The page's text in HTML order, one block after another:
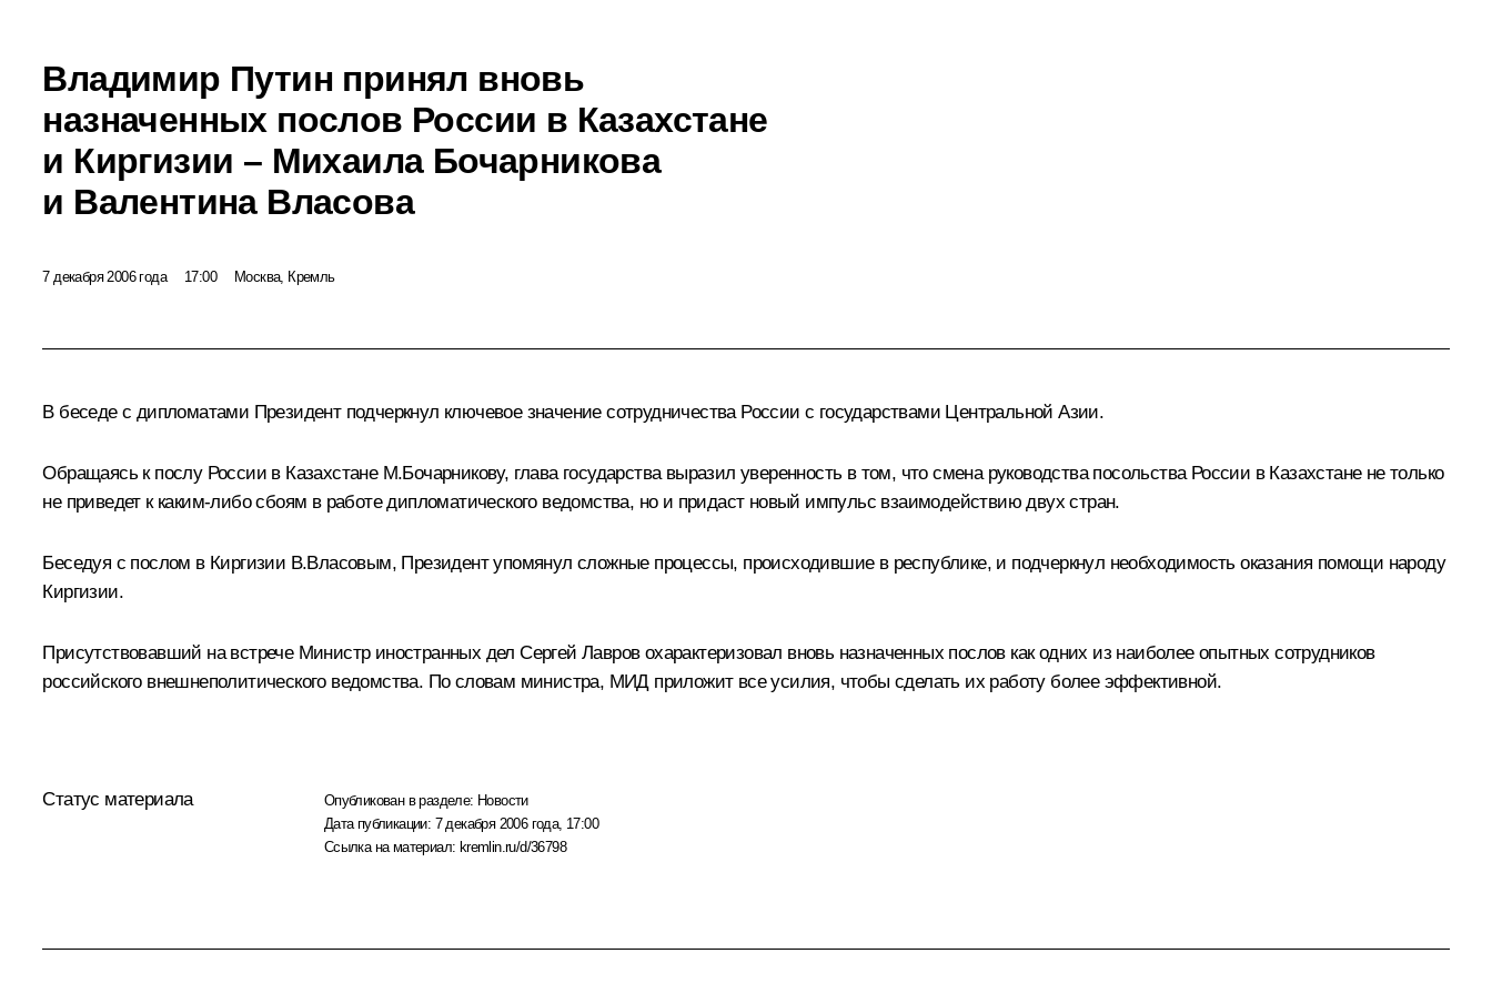
Владимир Путин принял вновь
назначенных послов России в Казахстане
и Киргизии – Михаила Бочарникова
и Валентина Власова
7 декабря 2006 года 17:00 Москва, Кремль
В беседе с дипломатами Президент подчеркнул ключевое значение сотрудничества России с государствами Центральной Азии.
Обращаясь к послу России в Казахстане М.Бочарникову, глава государства выразил уверенность в том, что смена руководства посольства России в Казахстане не только
не приведет к каким‑либо сбоям в работе дипломатического ведомства, но и придаст новый импульс взаимодействию двух стран.
Беседуя с послом в Киргизии В.Власовым, Президент упомянул сложные процессы, происходившие в республике, и подчеркнул необходимость оказания помощи народу
Киргизии.
Присутствовавший на встрече Министр иностранных дел Сергей Лавров охарактеризовал вновь назначенных послов как одних из наиболее опытных сотрудников
российского внешнеполитического ведомства. По словам министра, МИД приложит все усилия, чтобы сделать их работу более эффективной.
Статус материала Опубликован в разделе: Новости
Дата публикации: 7 декабря 2006 года, 17:00
Ссылка на материал: kremlin.ru/d/36798